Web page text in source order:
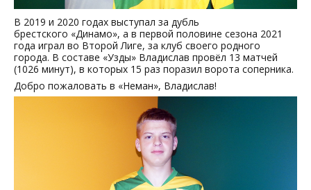
В 2019 и 2020 годах выступал за дубль
брестского «Динамо», а в первой половине сезона 2021
года играл во Второй Лиге, за клуб своего родного
города. В составе «Узды» Владислав провёл 13 матчей
(1026 минут), в которых 15 раз поразил ворота соперника.
Добро пожаловать в «Неман», Владислав!